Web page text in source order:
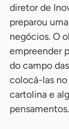
diretor de
preparou
negócios. O
empreender
do campo
colocá-las no
cartolina e
pensamentos.